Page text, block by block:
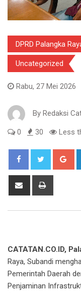
DPRD Palangka
Uncategorized
Rabu, 27 Mei 2026
By Redaksi
0 30 Less
Share
CATATAN.CO.ID,
Raya, Subandi
Pemerintah Daerah
Penjaminan